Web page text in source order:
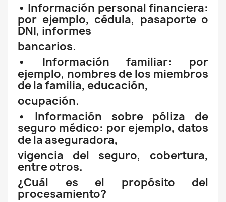
• Información personal financiera:
por ejemplo, cédula, pasaporte o
DNI, informes
bancarios.
• Información familiar: por
ejemplo, nombres de los miembros
de la familia, educación,
ocupación.
• Información sobre póliza de
seguro médico: por ejemplo, datos
de la aseguradora,
vigencia del seguro, cobertura,
entre otros.
¿Cuál es el propósito del
procesamiento?